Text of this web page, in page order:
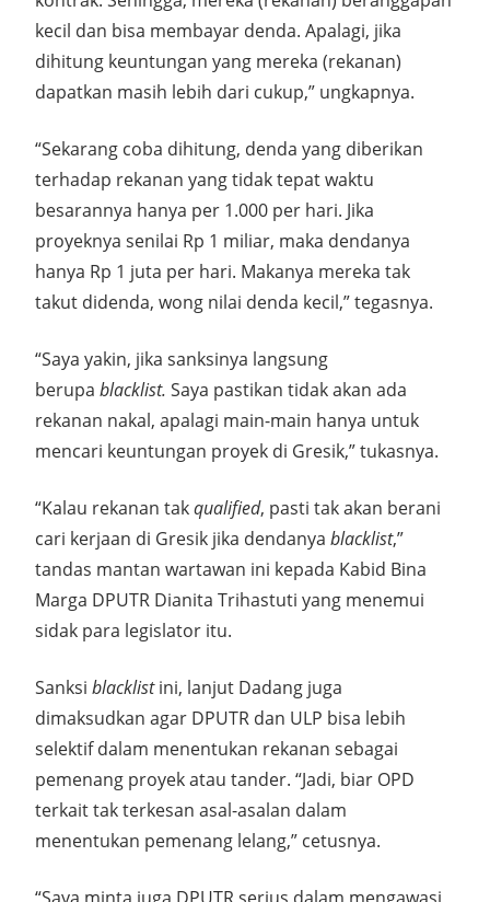
kecil dan bisa membayar denda. Apalagi, jika
dihitung keuntungan yang mereka (rekanan)
dapatkan masih lebih dari cukup,” ungkapnya.
“Sekarang coba dihitung, denda yang diberikan
terhadap rekanan yang tidak tepat waktu
besarannya hanya per 1.000 per hari. Jika
proyeknya senilai Rp 1 miliar, maka dendanya
hanya Rp 1 juta per hari. Makanya mereka tak
takut didenda, wong nilai denda kecil,” tegasnya.
“Saya yakin, jika sanksinya langsung
berupa blacklist. Saya pastikan tidak akan ada
rekanan nakal, apalagi main-main hanya untuk
mencari keuntungan proyek di Gresik,” tukasnya.
“Kalau rekanan takqualified, pasti tak akan berani
cari kerjaan di Gresik jika dendanya blacklist,”
tandas mantan wartawan ini kepada Kabid Bina
Marga DPUTR Dianita Trihastuti yang menemui
sidak para legislator itu.
Sanksi blacklistini, lanjut Dadang juga
dimaksudkan agar DPUTR dan ULP bisa lebih
selektif dalam menentukan rekanan sebagai
pemenang proyek atau tander. “Jadi, biar OPD
terkait tak terkesan asal-asalan dalam
menentukan pemenang lelang,” cetusnya.